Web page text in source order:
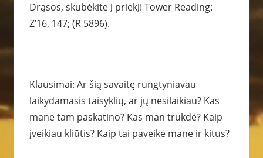
Drąsos, skubėkite į priekį! Tower Reading:
Z’16, 147; (R 5896).
Klausimai: Ar šią savaitę rungtyniavau
laikydamasis taisyklių, ar jų nesilaikiau? Kas
mane tam paskatino? Kas man trukdė? Kaip
įveikiau kliūtis? Kaip tai paveikė mane ir kitus?